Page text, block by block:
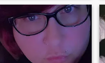
into my family’s life and
suppo